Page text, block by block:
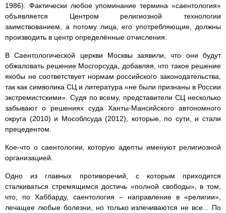
1986). Фактически любое упоминание термина «саентология»
объявляется Центром религиозной технологии
заимствованием, а потому лица, его употребляющие, должны
производить в центр определённые отчисления.
В Саентологической церкви Москвы заявили, что они будут
обжаловать решение Мосгорсуда, добавляя, что такое решение
якобы не соответствует нормам российского законодательства,
так как символика СЦ и литература «не были признаны в России
экстремистскими». Судя по всему, представители СЦ несколько
забывают о решениях суда Ханты-Мансийского автономного
округа (2010) и Мособлсуда (2012), которые, по сути, и стали
прецедентом.
Кое-что о саентологии, которую адепты именуют религиозной
организацией.
Одно из главных противоречий, с которым приходится
сталкиваться стремящимся достичь «полной свободы», в том,
что, по Хаббарду, саентология – направление в «религии»,
лечащее любые болезни, но только излечиваются не все... По